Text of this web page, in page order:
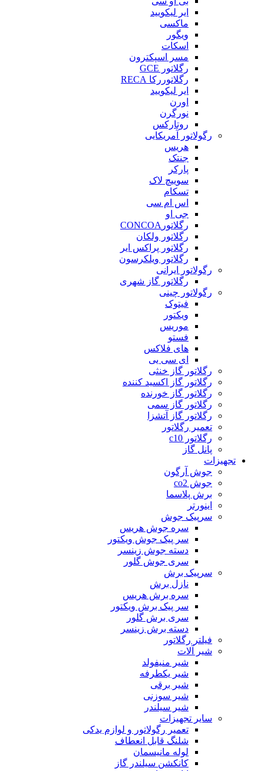
ایر لیکویید
ماکسی
ویگور
اسکات
مسر اسپکترون
رگلاتور GCE
رگلاتوررکا RECA
ایر لیکویید
اورن
نورگرن
روتارکس
رگولاتور آمریکایی
هریس
جنتک
پارکر
سوییچ لاک
تسکام
اس ام سی
جی او
رگلاتورCONCOA
رگلاتور ولکان
رگلاتور پراکس ایر
رگلاتور ویلکرسون
رگولاتور ایرانی
رگلاتور گاز شهری
رگولاتور چینی
فیتوک
ویکتور
موریس
فستو
های فلاکس
ای سی یی
رگلاتور گاز خنثی
رگلاتور گاز اکسید کننده
رگلاتور گاز خورنده
رگلاتور گاز سمی
رگلاتور گاز آتشزا
تعمیر رگلاتور
رگلاتور c10
پانل گاز
تجهیزات
جوش آرگون
جوش co2
برش پلاسما
اینورتر
سرپیک جوش
سره جوش هریس
سر پیک جوش ویکتور
دسته جوش زینسر
سری جوش گلور
سرپیک برش
نازل برش
سره برش هریس
سر پیک برش ویکتور
سری برش گلور
دسته برش زینسر
فیلتر رگلاتور
شیر آلات
شیر منیفولد
شیر یکطرفه
شیر برقی
شیر سوزنی
شیر سیلندر
سایر تجهیزات
تعمیر رگولاتور و لوازم یدکی
شلنگ قابل انعطاف
لوله مانیسمان
کانکشن سیلندر گاز